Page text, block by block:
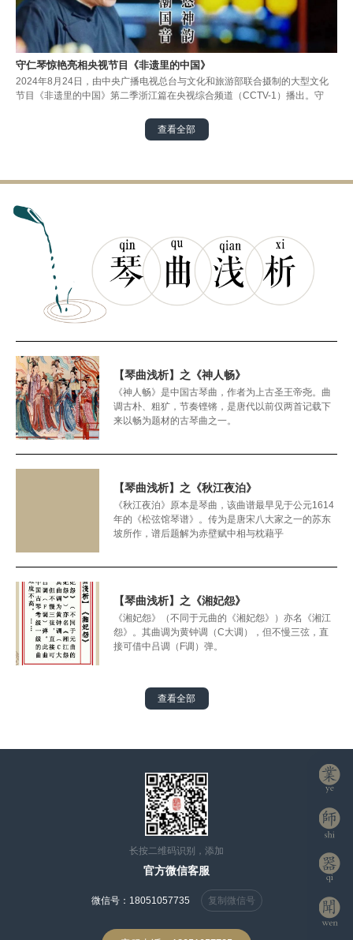
守仁琴惊艳亮相央视节目《非遗里的中国》
2024年8月24日，由中央广播电视总台与文化和旅游部联合摄制的大型文化
节目《非遗里的中国》第二季浙江篇在央视综合频道（CCTV-1）播出。守
查看全部
【琴曲浅析】之《神人畅》
《神人畅》是中国古琴曲，作者为上古圣王帝尧。曲
调古朴、粗犷，节奏铿锵，是唐代以前仅两首记载下
来以畅为题材的古琴曲之一。
【琴曲浅析】之《秋江夜泊》
《秋江夜泊》原本是琴曲，该曲谱最早见于公元1614
年的《松弦馆琴谱》。传为是唐宋八大家之一的苏东
坡所作，谱后题解为赤壁赋中相与枕藉乎
【琴曲浅析】之《湘妃怨》
《湘妃怨》（不同于元曲的《湘妃怨》）亦名《湘江
怨》。其曲调为黄钟调（C大调），但不慢三弦，直
接可借中吕调（F调）弹。
查看全部
长按二维码识别，添加
官方微信客服
微信号： 18051057735 复制微信号